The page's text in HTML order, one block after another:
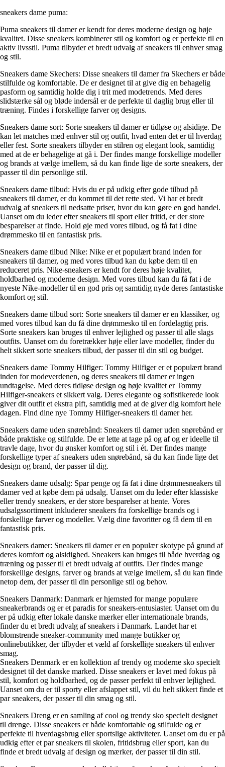
sneakers dame puma:
Puma sneakers til damer er kendt for deres moderne design og høje
kvalitet. Disse sneakers kombinerer stil og komfort og er perfekte til en
aktiv livsstil. Puma tilbyder et bredt udvalg af sneakers til enhver smag
og stil.
Sneakers dame Skechers: Disse sneakers til damer fra Skechers er både
stilfulde og komfortable. De er designet til at give dig en behagelig
pasform og samtidig holde dig i trit med modetrends. Med deres
slidstærke sål og bløde indersål er de perfekte til daglig brug eller til
træning. Findes i forskellige farver og designs.
Sneakers dame sort: Sorte sneakers til damer er tidløse og alsidige. De
kan let matches med enhver stil og outfit, hvad enten det er til hverdag
eller fest. Sorte sneakers tilbyder en stilren og elegant look, samtidig
med at de er behagelige at gå i. Der findes mange forskellige modeller
og brands at vælge imellem, så du kan finde lige de sorte sneakers, der
passer til din personlige stil.
Sneakers dame tilbud: Hvis du er på udkig efter gode tilbud på
sneakers til damer, er du kommet til det rette sted. Vi har et bredt
udvalg af sneakers til nedsatte priser, hvor du kan gøre en god handel.
Uanset om du leder efter sneakers til sport eller fritid, er der store
besparelser at finde. Hold øje med vores tilbud, og få fat i dine
drømmesko til en fantastisk pris.
Sneakers dame tilbud Nike: Nike er et populært brand inden for
sneakers til damer, og med vores tilbud kan du købe dem til en
reduceret pris. Nike-sneakers er kendt for deres høje kvalitet,
holdbarhed og moderne design. Med vores tilbud kan du få fat i de
nyeste Nike-modeller til en god pris og samtidig nyde deres fantastiske
komfort og stil.
Sneakers dame tilbud sort: Sorte sneakers til damer er en klassiker, og
med vores tilbud kan du få dine drømmesko til en fordelagtig pris.
Sorte sneakers kan bruges til enhver lejlighed og passer til alle slags
outfits. Uanset om du foretrækker høje eller lave modeller, finder du
helt sikkert sorte sneakers tilbud, der passer til din stil og budget.
Sneakers dame Tommy Hilfiger: Tommy Hilfiger er et populært brand
inden for modeverdenen, og deres sneakers til damer er ingen
undtagelse. Med deres tidløse design og høje kvalitet er Tommy
Hilfiger-sneakers et sikkert valg. Deres elegante og sofistikerede look
giver dit outfit et ekstra pift, samtidig med at de giver dig komfort hele
dagen. Find dine nye Tommy Hilfiger-sneakers til damer her.
Sneakers dame uden snørebånd: Sneakers til damer uden snørebånd er
både praktiske og stilfulde. De er lette at tage på og af og er ideelle til
travle dage, hvor du ønsker komfort og stil i ét. Der findes mange
forskellige typer af sneakers uden snørebånd, så du kan finde lige det
design og brand, der passer til dig.
Sneakers dame udsalg: Spar penge og få fat i dine drømmesneakers til
damer ved at købe dem på udsalg. Uanset om du leder efter klassiske
eller trendy sneakers, er der store besparelser at hente. Vores
udsalgssortiment inkluderer sneakers fra forskellige brands og i
forskellige farver og modeller. Vælg dine favoritter og få dem til en
fantastisk pris.
Sneakers damer: Sneakers til damer er en populær skotype på grund af
deres komfort og alsidighed. Sneakers kan bruges til både hverdag og
træning og passer til et bredt udvalg af outfits. Der findes mange
forskellige designs, farver og brands at vælge imellem, så du kan finde
netop dem, der passer til din personlige stil og behov.
Sneakers Danmark: Danmark er hjemsted for mange populære
sneakerbrands og er et paradis for sneakers-entusiaster. Uanset om du
er på udkig efter lokale danske mærker eller internationale brands,
finder du et bredt udvalg af sneakers i Danmark. Landet har et
blomstrende sneaker-community med mange butikker og
onlinebutikker, der tilbyder et væld af forskellige sneakers til enhver
smag.
Sneakers Denmark er en kollektion af trendy og moderne sko specielt
designet til det danske marked. Disse sneakers er lavet med fokus på
stil, komfort og holdbarhed, og de passer perfekt til enhver lejlighed.
Uanset om du er til sporty eller afslappet stil, vil du helt sikkert finde et
par sneakers, der passer til din smag og stil.
Sneakers Dreng er en samling af cool og trendy sko specielt designet
til drenge. Disse sneakers er både komfortable og stilfulde og er
perfekte til hverdagsbrug eller sportslige aktiviteter. Uanset om du er på
udkig efter et par sneakers til skolen, fritidsbrug eller sport, kan du
finde et bredt udvalg af design og mærker, der passer til din stil.